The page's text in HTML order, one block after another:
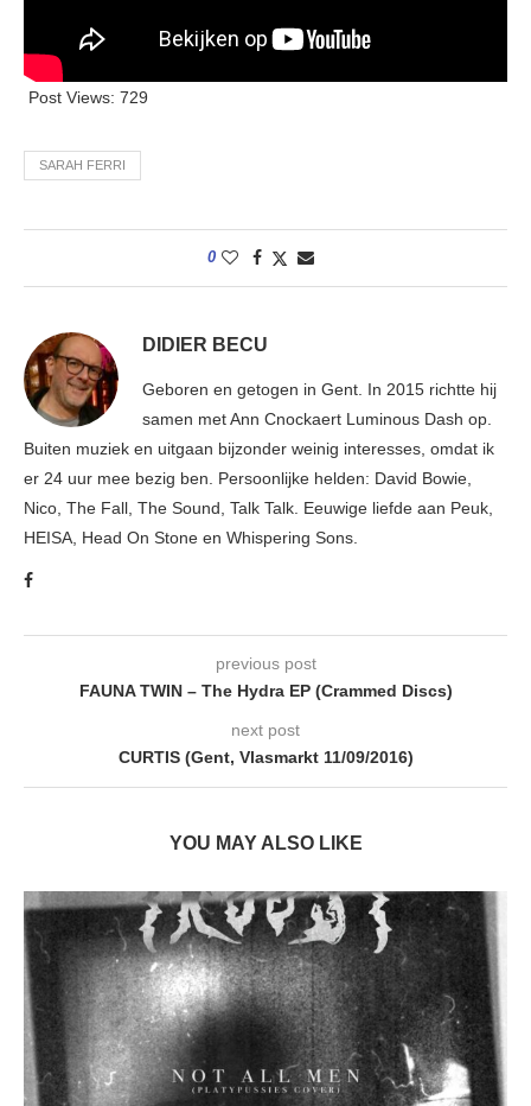
Post Views: 729
SARAH FERRI
0
DIDIER BECU
Geboren en getogen in Gent. In 2015 richtte hij
samen met Ann Cnockaert Luminous Dash op.
Buiten muziek en uitgaan bijzonder weinig interesses, omdat ik
er 24 uur mee bezig ben. Persoonlijke helden: David Bowie,
Nico, The Fall, The Sound, Talk Talk. Eeuwige liefde aan Peuk,
HEISA, Head On Stone en Whispering Sons.
previous post
FAUNA TWIN – The Hydra EP (Crammed Discs)
next post
CURTIS (Gent, Vlasmarkt 11/09/2016)
YOU MAY ALSO LIKE